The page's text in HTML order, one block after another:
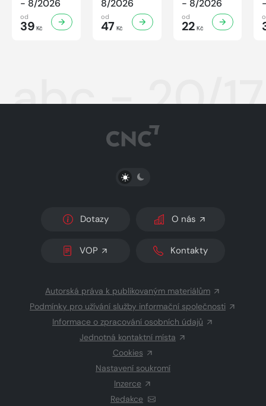
- 8/2026
od
39 Kč
8/2026
od
47 Kč
- 8/2026
od
22 Kč
abc - 20/17
PŘEPNOUT SVĚTLÝ/TMAVÝ REŽIM
Dotazy O nás
VOP Kontakty
Autorská práva k publikovaným materiálům
Podmínky pro užívání služby informační společnosti
Informace o zpracování osobních údajů
Jednotná kontaktní místa
Cookies
Nastavení soukromí
Inzerce
Redakce